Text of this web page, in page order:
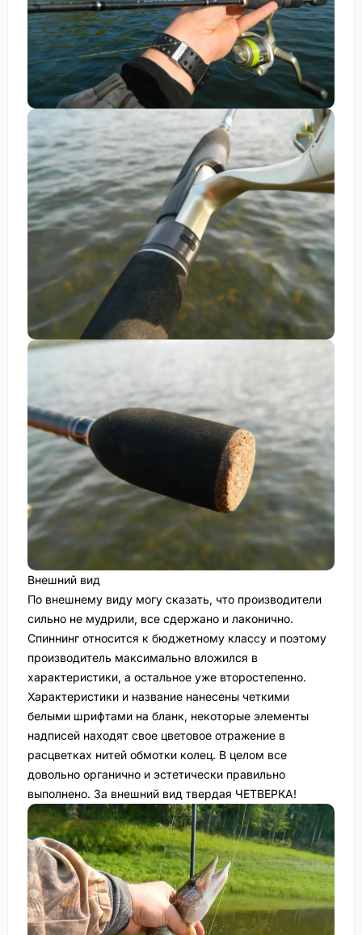
Внешний вид
По внешнему виду могу сказать, что производители
сильно не мудрили, все сдержано и лаконично.
Спиннинг относится к бюджетному классу и поэтому
производитель максимально вложился в
характеристики, а остальное уже второстепенно.
Характеристики и название нанесены четкими
белыми шрифтами на бланк, некоторые элементы
надписей находят свое цветовое отражение в
расцветках нитей обмотки колец. В целом все
довольно органично и эстетически правильно
выполнено. За внешний вид твердая ЧЕТВЕРКА!